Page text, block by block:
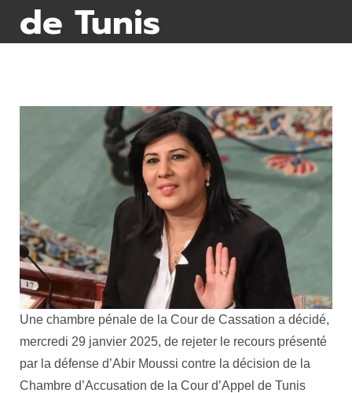
de Tunis
Une chambre pénale de la Cour de Cassation a décidé,
mercredi 29 janvier 2025, de rejeter le recours présenté
par la défense d’Abir Moussi contre la décision de la
Chambre d’Accusation de la Cour d’Appel de Tunis